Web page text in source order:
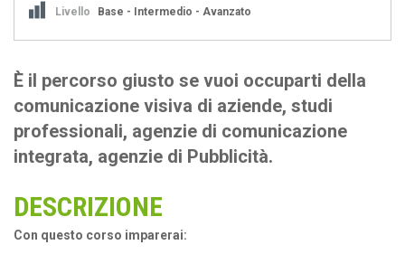
Livello Base - Intermedio - Avanzato
È il percorso giusto se vuoi occuparti della
comunicazione visiva di aziende, studi
professionali, agenzie di comunicazione
integrata, agenzie di Pubblicità.
DESCRIZIONE
Con questo corso imparerai: